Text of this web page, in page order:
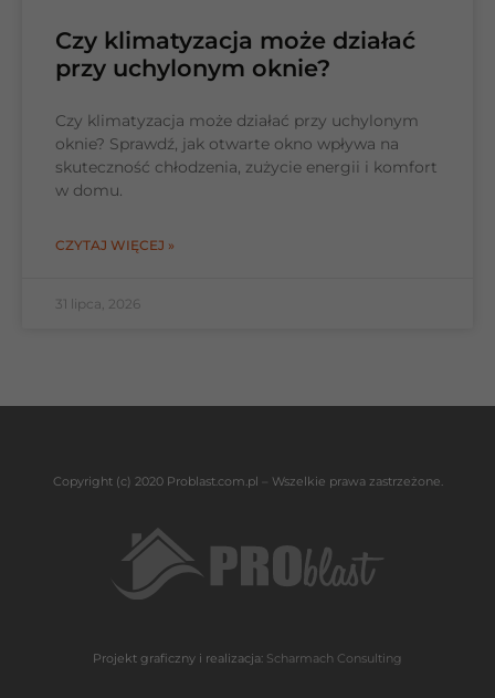
Czy klimatyzacja może działać
przy uchylonym oknie?
Czy klimatyzacja może działać przy uchylonym
oknie? Sprawdź, jak otwarte okno wpływa na
skuteczność chłodzenia, zużycie energii i komfort
w domu.
CZYTAJ WIĘCEJ »
31 lipca, 2026
Copyright (c) 2020 Problast.com.pl – Wszelkie prawa zastrzeżone.
Projekt graficzny i realizacja: Scharmach Consulting